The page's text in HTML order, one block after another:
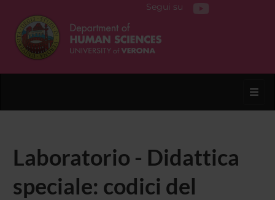
Segui su
Laboratorio - Didattica
speciale: codici del